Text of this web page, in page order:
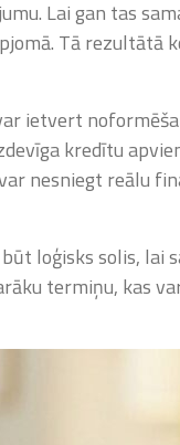
Lai gan tas
Tā rezultātā
ietvert
kredītu
nesniegt reālu
loģisks solis, lai
termiņu, kas